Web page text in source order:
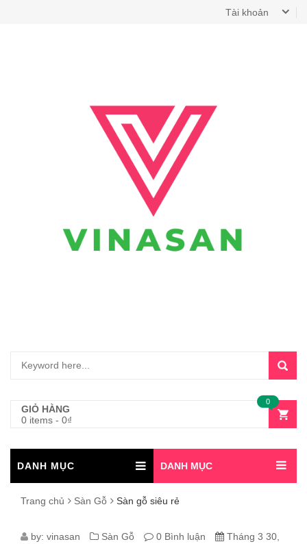
Tài khoản
GIỎ HÀNG
0 items - 0₫
0
DANH MỤC DANH MỤC
Trang chủ Sàn Gỗ Sàn gỗ siêu rẻ
SÀN
by: vinasan Sàn Gỗ 0 Bình luận
Tháng 3 30,